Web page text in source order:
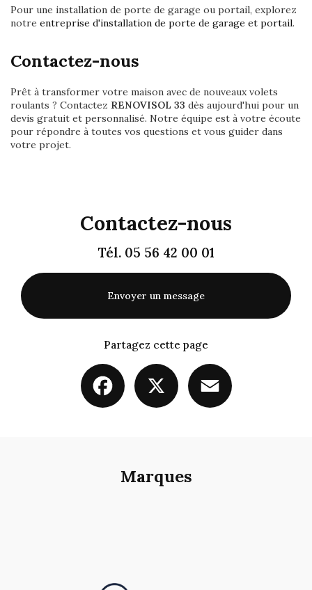
Pour une installation de porte de garage ou portail, explorez
notre entreprise d'installation de porte de garage et portail.
Contactez-nous
Prêt à transformer votre maison avec de nouveaux volets
roulants ? Contactez RENOVISOL 33 dès aujourd'hui pour un
devis gratuit et personnalisé. Notre équipe est à votre écoute
pour répondre à toutes vos questions et vous guider dans
votre projet.
Contactez-nous
Tél. 05 56 42 00 01
Envoyer un message
Partagez cette page
Facebook
Marques